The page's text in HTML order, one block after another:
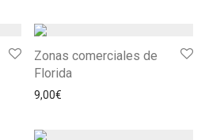
Zonas comerciales de
Florida
9,00€